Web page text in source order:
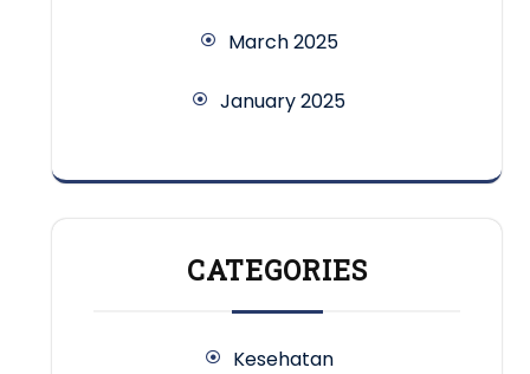
March 2025
January 2025
CATEGORIES
Kesehatan